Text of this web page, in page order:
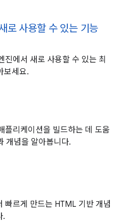
로 사용할 수 있는 기능
진에서 새로 사용할 수 있는 최
보세요.
플리케이션을 빌드하는 데 도움
개념을 알아봅니다.
빠르게 만드는 HTML 기반 개념
.